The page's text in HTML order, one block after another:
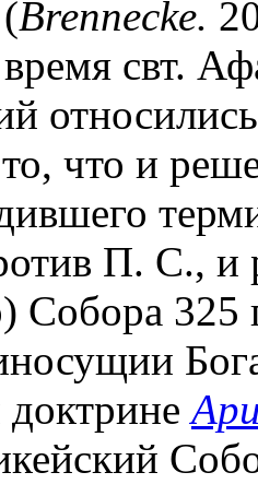
Brennecke.
свт.
что и
П. С., и
Собора 325
доктрине